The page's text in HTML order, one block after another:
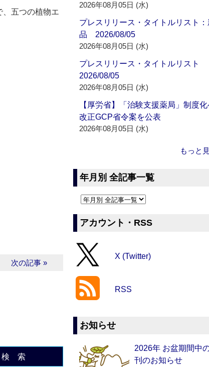
五つの植物エ
次の記事 »
検 索
2026年08月05日 (水)
プレスリリース・タイトルリスト：
品 2026/08/05
2026年08月05日 (水)
プレスリリース・タイトルリスト
2026/08/05
2026年08月05日 (水)
【厚労省】「治験支援薬局」制度化
改正GCP省令案を公表
2026年08月05日 (水)
もっと
年月別 全記事一覧
アカウント・RSS
X (Twitter)
RSS
お知らせ
2026年 お盆期間中
刊のお知らせ